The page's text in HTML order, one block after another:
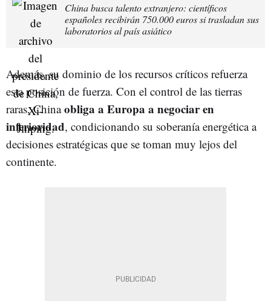
China busca talento extranjero: científicos
españoles recibirán 750.000 euros si trasladan sus
laboratorios al país asiático
Además, su dominio de los recursos críticos refuerza
esta posición de fuerza. Con el control de las tierras
raras, Chinaobliga a Europa a negociar en
inferioridad, condicionando su soberanía energética a
decisiones estratégicas que se toman muy lejos del
continente.